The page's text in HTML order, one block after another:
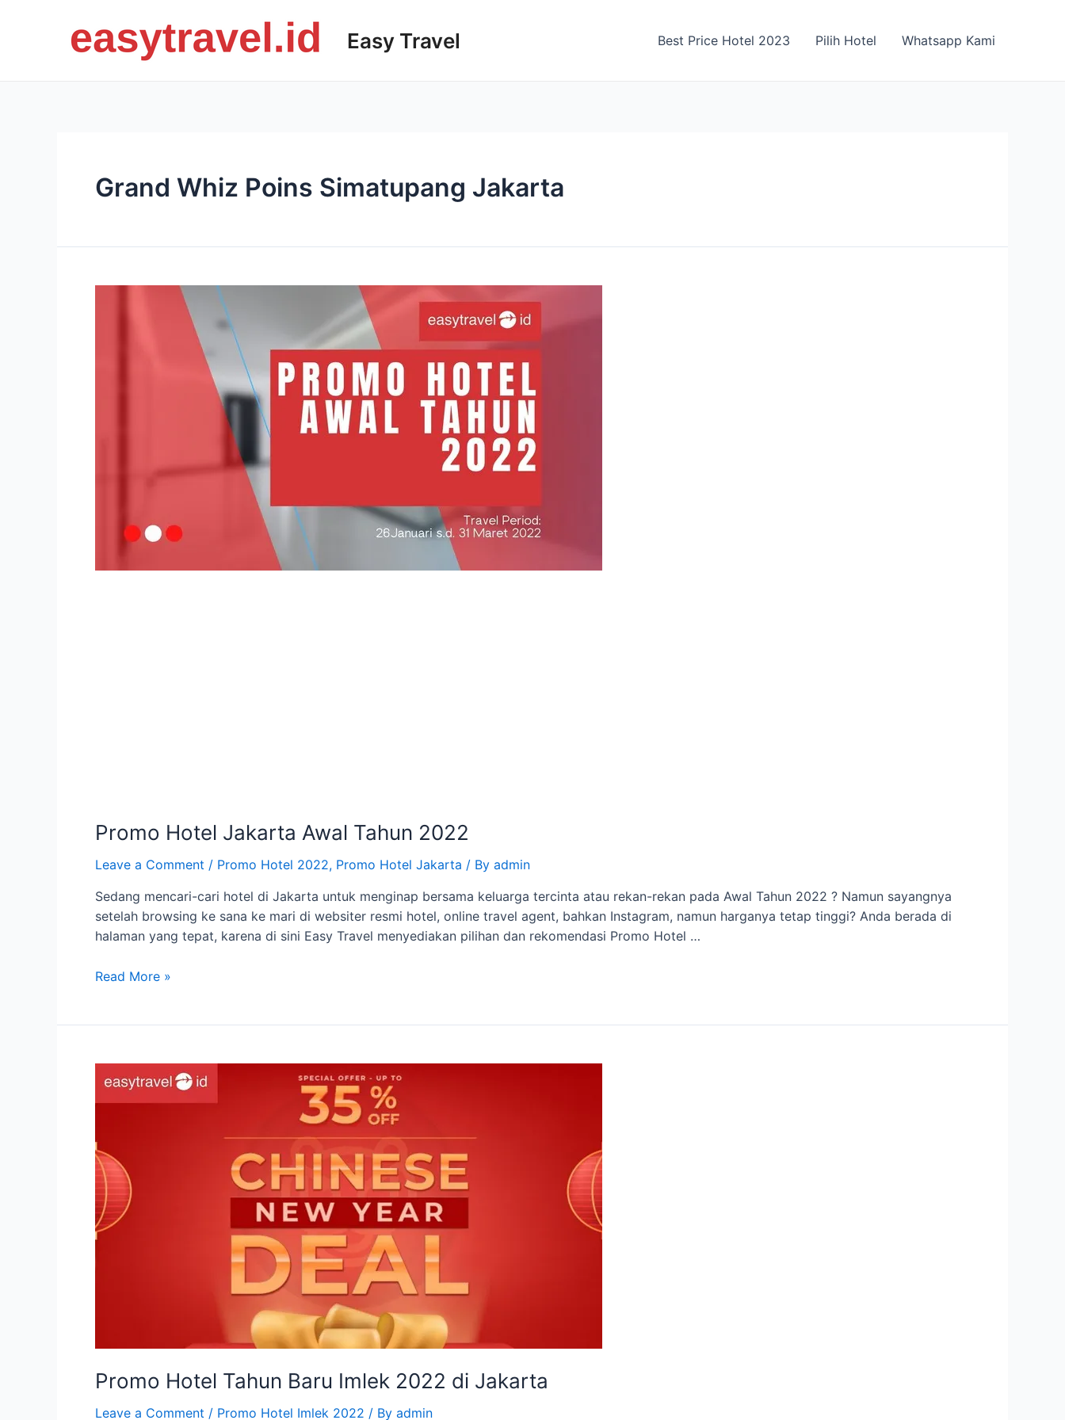
Easy Travel Best Price Hotel 2023 Pilih Hotel Whatsapp Kami
Grand Whiz Poins Simatupang Jakarta
Promo Hotel Jakarta Awal Tahun 2022
Leave a Comment / Promo Hotel 2022, Promo Hotel Jakarta / By admin
Sedang mencari-cari hotel di Jakarta untuk menginap bersama keluarga tercinta atau rekan-rekan pada Awal Tahun 2022 ? Namun sayangnya
setelah browsing ke sana ke mari di websiter resmi hotel, online travel agent, bahkan Instagram, namun harganya tetap tinggi? Anda berada di
halaman yang tepat, karena di sini Easy Travel menyediakan pilihan dan rekomendasi Promo Hotel …
Promo
2022
Read More »
Promo Hotel Tahun Baru Imlek 2022 di Jakarta
Leave a Comment / Promo Hotel Imlek 2022 / By admin